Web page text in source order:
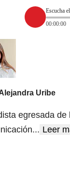
Escucha
00:00:00
Uribe
egresada
... Leer